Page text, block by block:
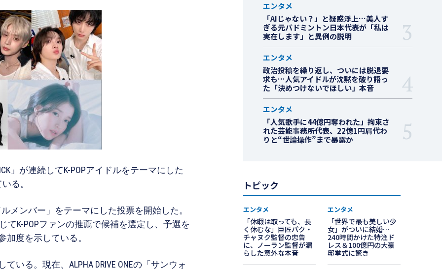
」が連続してK-POPアイドルをテーマにした
る。
メンバー」をテーマにした投票を開始した。
てK-POPファンの推薦で候補を選定し、予選を
度を示している。
いる。現在、ALPHA DRIVE ONEの「サンウォ
エンタメ
「AIじゃない？」と疑惑浮上…美人す
ぎる元バドミントン日本代表が「私は
実在します」と異例の説明
エンタメ
政治投稿を繰り返し、ついには脱退要
求も…人気アイドルが沈黙を破り語っ
た「決めつけないでほしい」本音
エンタメ
「人気歌手に44億円奪われた」拘束さ
れた芸能事務所代表、22億1円肩代わ
りと“世論操作”まで暴露か
トピック
エンタメ
「休暇は取っても、長
く休むな」巨匠パク・
チャヌク監督の忠告
に、ノーラン監督が漏
らした意外な本音
エンタメ
「世界で最も美しい少
女」がついに結婚…
240時間かけた特注ド
レス＆100億円の大豪
邸挙式に驚き